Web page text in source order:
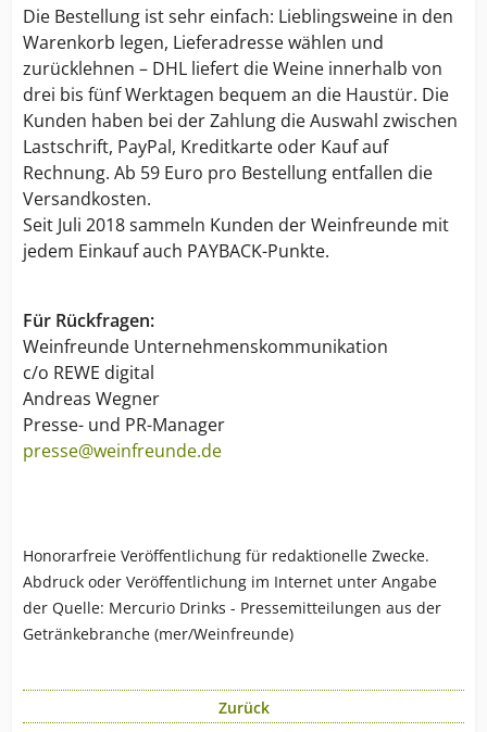
Die Bestellung ist sehr einfach: Lieblingsweine in den
Warenkorb legen, Lieferadresse wählen und
zurücklehnen – DHL liefert die Weine innerhalb von
drei bis fünf Werktagen bequem an die Haustür. Die
Kunden haben bei der Zahlung die Auswahl zwischen
Lastschrift, PayPal, Kreditkarte oder Kauf auf
Rechnung. Ab 59 Euro pro Bestellung entfallen die
Versandkosten.
Seit Juli 2018 sammeln Kunden der Weinfreunde mit
jedem Einkauf auch PAYBACK-Punkte.
Für Rückfragen:
Weinfreunde Unternehmenskommunikation
c/o REWE digital
Andreas Wegner
Presse- und PR-Manager
presse@weinfreunde.de
Honorarfreie Veröffentlichung für redaktionelle Zwecke.
Abdruck oder Veröffentlichung im Internet unter Angabe
der Quelle: Mercurio Drinks - Pressemitteilungen aus der
Getränkebranche (mer/Weinfreunde)
Zurück